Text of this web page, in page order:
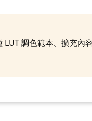
調色範本、擴充內